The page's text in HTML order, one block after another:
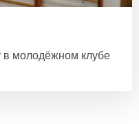
в молодёжном клубе